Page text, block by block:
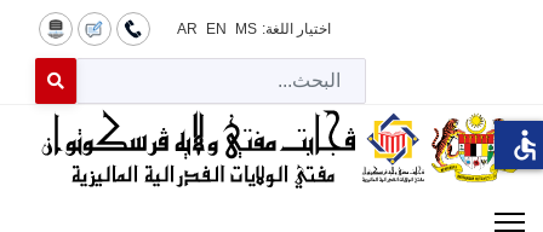
اختيار اللغة: MS
EN
AR
for results.
accessible